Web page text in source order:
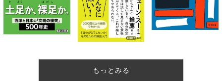
もっとみる